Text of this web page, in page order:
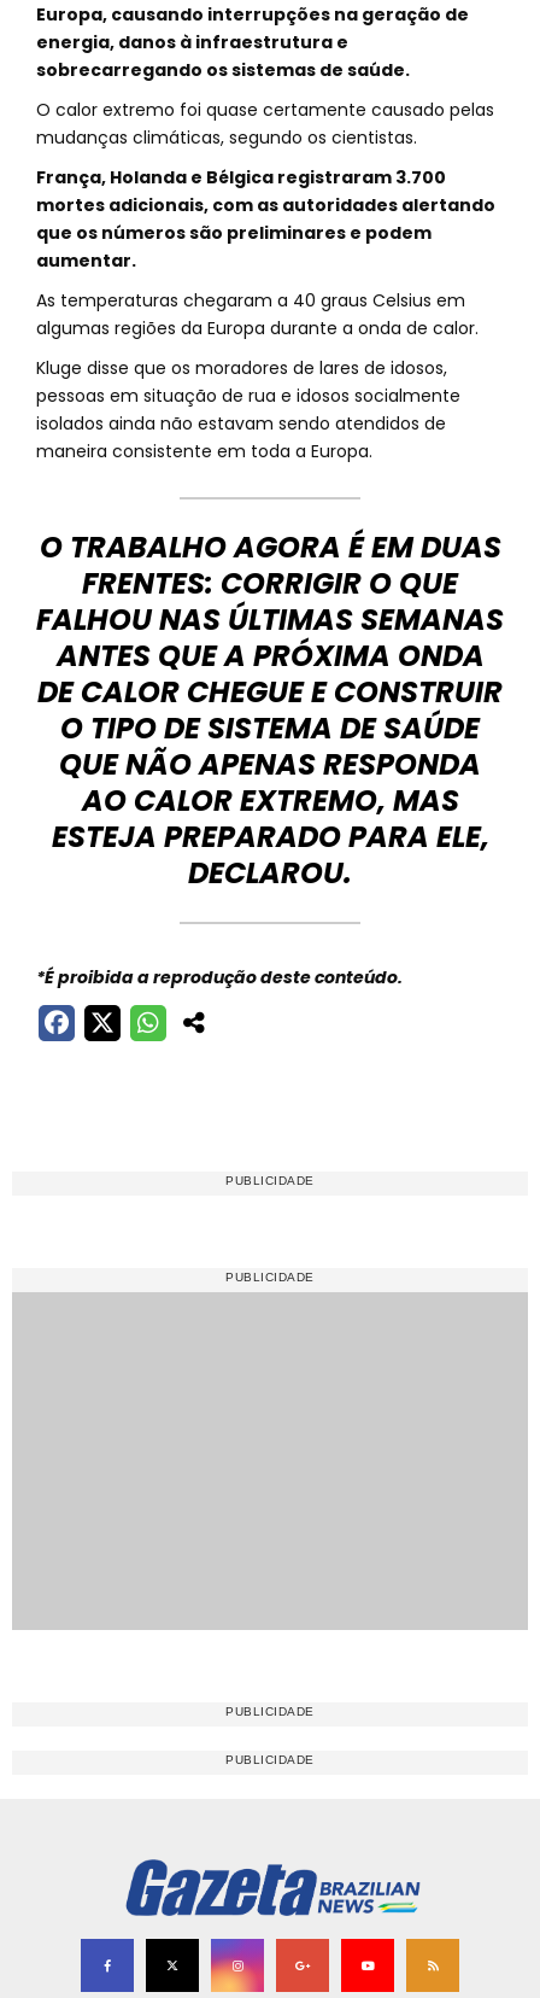
Europa, causando interrupções na geração de
energia, danos à infraestrutura e
sobrecarregando os sistemas de saúde.
O calor extremo foi quase certamente causado pelas
mudanças climáticas, segundo os cientistas.
França, Holanda e Bélgica registraram 3.700
mortes adicionais, com as autoridades alertando
que os números são preliminares e podem
aumentar.
As temperaturas chegaram a 40 graus Celsius em
algumas regiões da Europa durante a onda de calor.
Kluge disse que os moradores de lares de idosos,
pessoas em situação de rua e idosos socialmente
isolados ainda não estavam sendo atendidos de
maneira consistente em toda a Europa.
O TRABALHO AGORA É EM DUAS
FRENTES: CORRIGIR O QUE
FALHOU NAS ÚLTIMAS SEMANAS
ANTES QUE A PRÓXIMA ONDA
DE CALOR CHEGUE E CONSTRUIR
O TIPO DE SISTEMA DE SAÚDE
QUE NÃO APENAS RESPONDA
AO CALOR EXTREMO, MAS
ESTEJA PREPARADO PARA ELE,
DECLAROU.
*É proibida a reprodução deste conteúdo.